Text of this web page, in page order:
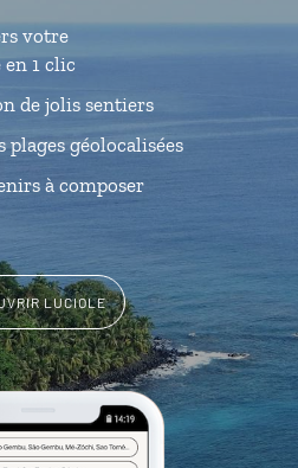
votre
1 clic
de jolis sentiers
plages géolocalisées
à composer
LUCIOLE